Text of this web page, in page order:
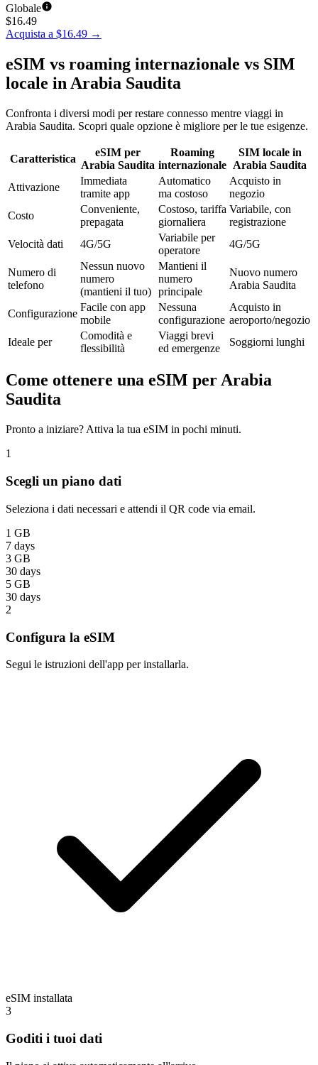
Globale
$16.49
Acquista a $16.49 →
eSIM vs roaming internazionale vs SIM
locale in Arabia Saudita
Confronta i diversi modi per restare connesso mentre viaggi in
Arabia Saudita. Scopri quale opzione è migliore per le tue esigenze.
Caratteristica
eSIM per
Arabia Saudita
Roaming
internazionale
SIM locale in
Arabia Saudita
Attivazione
Immediata
tramite app
Automatico
ma costoso
Acquisto in
negozio
Costo
Conveniente,
prepagata
Costoso, tariffa
giornaliera
Variabile, con
registrazione
Velocità dati
4G/5G
Variabile per
operatore
4G/5G
Numero di
telefono
Nessun nuovo
numero
(mantieni il tuo)
Mantieni il
numero
principale
Nuovo numero
Arabia Saudita
Configurazione
Facile con app
mobile
Nessuna
configurazione
Acquisto in
aeroporto/negozio
Ideale per
Comodità e
flessibilità
Viaggi brevi
ed emergenze
Soggiorni lunghi
Come ottenere una eSIM per Arabia
Saudita
Pronto a iniziare? Attiva la tua eSIM in pochi minuti.
1
Scegli un piano dati
Seleziona i dati necessari e attendi il QR code via email.
1 GB
7 days
3 GB
30 days
5 GB
30 days
2
Configura la eSIM
Segui le istruzioni dell'app per installarla.
eSIM installata
3
Goditi i tuoi dati